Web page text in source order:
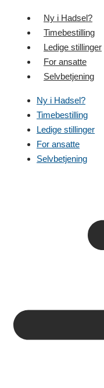
Ny i Hadsel?
Timebestilling
Ledige stillinger
For ansatte
Selvbetjening
Ny i Hadsel?
Timebestilling
Ledige stillinger
For ansatte
Selvbetjening